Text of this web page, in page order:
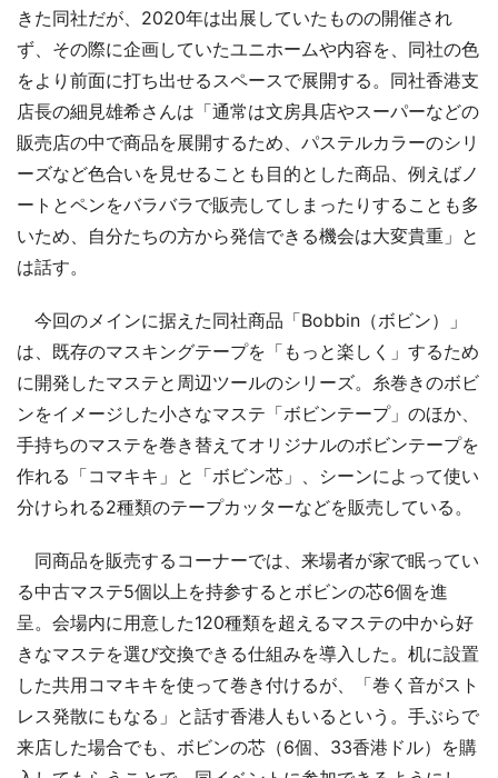
きた同社だが、2020年は出展していたものの開催され
ず、その際に企画していたユニホームや内容を、同社の色
をより前面に打ち出せるスペースで展開する。同社香港支
店長の細見雄希さんは「通常は文房具店やスーパーなどの
販売店の中で商品を展開するため、パステルカラーのシリ
ーズなど色合いを見せることも目的とした商品、例えばノ
ートとペンをバラバラで販売してしまったりすることも多
いため、自分たちの方から発信できる機会は大変貴重」と
は話す。
今回のメインに据えた同社商品「Bobbin（ボビン）」
は、既存のマスキングテープを「もっと楽しく」するため
に開発したマステと周辺ツールのシリーズ。糸巻きのボビ
ンをイメージした小さなマステ「ボビンテープ」のほか、
手持ちのマステを巻き替えてオリジナルのボビンテープを
作れる「コマキキ」と「ボビン芯」、シーンによって使い
分けられる2種類のテープカッターなどを販売している。
同商品を販売するコーナーでは、来場者が家で眠ってい
る中古マステ5個以上を持参するとボビンの芯6個を進
呈。会場内に用意した120種類を超えるマステの中から好
きなマステを選び交換できる仕組みを導入した。机に設置
した共用コマキキを使って巻き付けるが、「巻く音がスト
レス発散にもなる」と話す香港人もいるという。手ぶらで
来店した場合でも、ボビンの芯（6個、33香港ドル）を購